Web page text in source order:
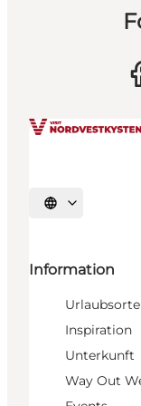
Sprache
Information
Urlaubsorte
Inspiration
Unterkunft
Way Out